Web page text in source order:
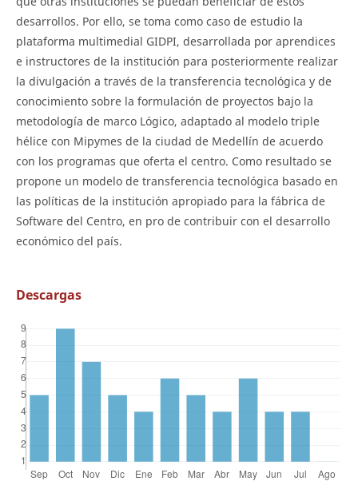
desarrollos. Por ello, se toma como caso de estudio la
plataforma multimedial GIDPI, desarrollada por aprendices
e instructores de la institución para posteriormente realizar
la divulgación a través de la transferencia tecnológica y de
conocimiento sobre la formulación de proyectos bajo la
metodología de marco Lógico, adaptado al modelo triple
hélice con Mipymes de la ciudad de Medellín de acuerdo
con los programas que oferta el centro. Como resultado se
propone un modelo de transferencia tecnológica basado en
las políticas de la institución apropiado para la fábrica de
Software del Centro, en pro de contribuir con el desarrollo
económico del país.
Descargas